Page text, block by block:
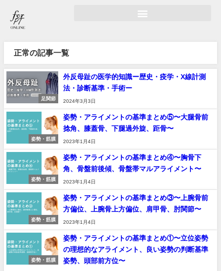
正常の記事一覧
足関節
外反母趾の医学的知識ー歴史・疫学・X線計測
法・診断基準・手術ー
2024年3月3日
姿勢・筋膜
姿勢・アライメントの基準まとめ⑤〜大腿骨前
捻角、膝蓋骨、下腿過外旋、距骨〜
2023年1月4日
姿勢・筋膜
姿勢・アライメントの基準まとめ④〜胸骨下
角、骨盤前後傾、骨盤帯マルアライメント〜
2023年1月4日
姿勢・筋膜
姿勢・アライメントの基準まとめ③〜上腕骨前
方偏位、上腕骨上方偏位、肩甲骨、肘関節〜
2023年1月4日
姿勢・筋膜
姿勢・アライメントの基準まとめ①〜立位姿勢
の理想的なアライメント、良い姿勢の判断基準
姿勢、頭部前方位〜